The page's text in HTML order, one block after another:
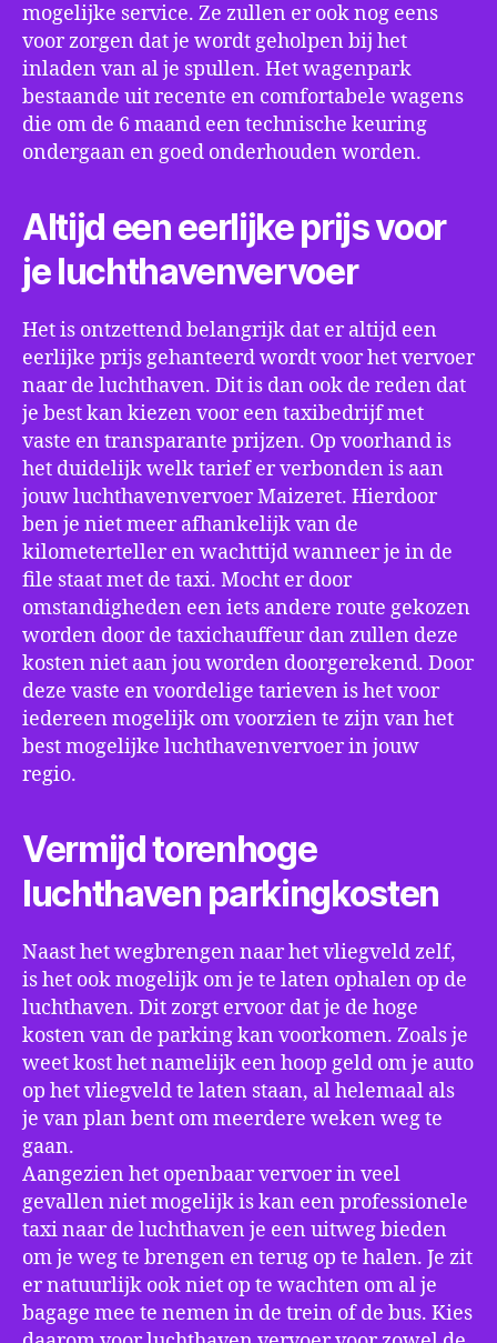
mogelijke service. Ze zullen er ook nog eens
voor zorgen dat je wordt geholpen bij het
inladen van al je spullen. Het wagenpark
bestaande uit recente en comfortabele wagens
die om de 6 maand een technische keuring
ondergaan en goed onderhouden worden.
Altijd een eerlijke prijs voor
je luchthavenvervoer
Het is ontzettend belangrijk dat er altijd een
eerlijke prijs gehanteerd wordt voor het vervoer
naar de luchthaven. Dit is dan ook de reden dat
je best kan kiezen voor een taxibedrijf met
vaste en transparante prijzen. Op voorhand is
het duidelijk welk tarief er verbonden is aan
jouw luchthavenvervoer Maizeret. Hierdoor
ben je niet meer afhankelijk van de
kilometerteller en wachttijd wanneer je in de
file staat met de taxi. Mocht er door
omstandigheden een iets andere route gekozen
worden door de taxichauffeur dan zullen deze
kosten niet aan jou worden doorgerekend. Door
deze vaste en voordelige tarieven is het voor
iedereen mogelijk om voorzien te zijn van het
best mogelijke luchthavenvervoer in jouw
regio.
Vermijd torenhoge
luchthaven parkingkosten
Naast het wegbrengen naar het vliegveld zelf,
is het ook mogelijk om je te laten ophalen op de
luchthaven. Dit zorgt ervoor dat je de hoge
kosten van de parking kan voorkomen. Zoals je
weet kost het namelijk een hoop geld om je auto
op het vliegveld te laten staan, al helemaal als
je van plan bent om meerdere weken weg te
gaan.
Aangezien het openbaar vervoer in veel
gevallen niet mogelijk is kan een professionele
taxi naar de luchthaven je een uitweg bieden
om je weg te brengen en terug op te halen. Je zit
er natuurlijk ook niet op te wachten om al je
bagage mee te nemen in de trein of de bus. Kies